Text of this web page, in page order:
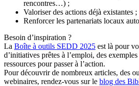
rencontres…) ;
Valoriser des actions déjà existantes ;
Renforcer les partenariats locaux
Besoin d’inspiration ?
La Boîte à outils SEDD 2025 est là pour
d’initiatives prêtes à l’emploi, des
ressources pour passer à l’action.
Pour découvrir de nombreux articles, des
webinaires, rendez-vous sur le blog des